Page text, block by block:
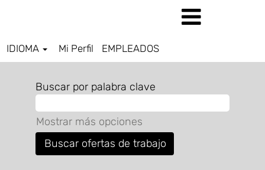
IDIOMA Mi Perfil EMPLEADOS
Buscar por palabra clave
Mostrar más opciones